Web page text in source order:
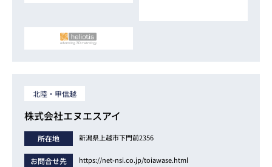
北陸・甲信越
株式会社エヌエスアイ
所在地 新潟県上越市下門前2356
お問合せ先 https://net-nsi.co.jp/toiawase.html